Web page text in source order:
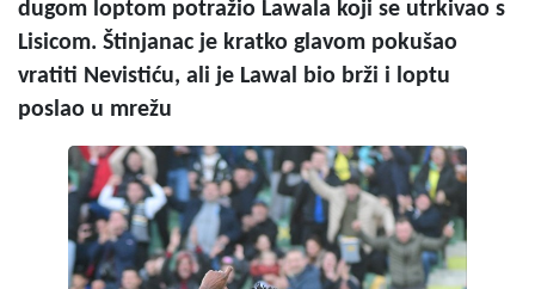
dugom loptom potražio Lawala koji se utrkivao s
Lisicom. Štinjanac je kratko glavom pokušao
vratiti Nevistiću, ali je Lawal bio brži i loptu
poslao u mrežu